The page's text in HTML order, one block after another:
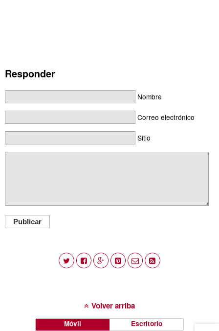
Responder
Nombre
Correo electrónico
Sitio
Publicar
Volver arriba
Móvil Escritorio